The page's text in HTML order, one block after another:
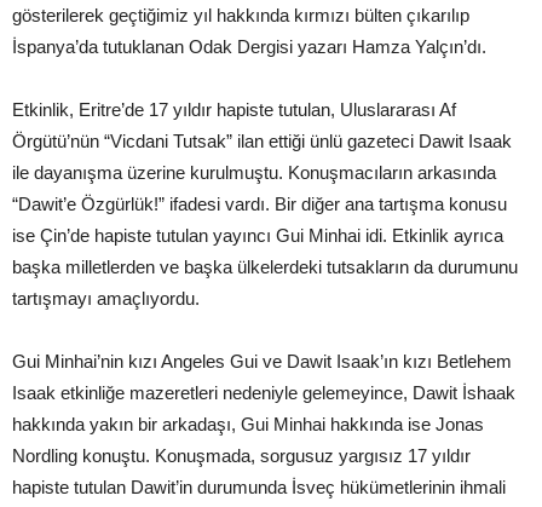
gösterilerek geçtiğimiz yıl hakkında kırmızı bülten çıkarılıp
İspanya’da tutuklanan Odak Dergisi yazarı Hamza Yalçın’dı.
Etkinlik, Eritre’de 17 yıldır hapiste tutulan, Uluslararası Af
Örgütü’nün “Vicdani Tutsak” ilan ettiği ünlü gazeteci Dawit Isaak
ile dayanışma üzerine kurulmuştu. Konuşmacıların arkasında
“Dawit’e Özgürlük!” ifadesi vardı. Bir diğer ana tartışma konusu
ise Çin’de hapiste tutulan yayıncı Gui Minhai idi. Etkinlik ayrıca
başka milletlerden ve başka ülkelerdeki tutsakların da durumunu
tartışmayı amaçlıyordu.
Gui Minhai’nin kızı Angeles Gui ve Dawit Isaak’ın kızı Betlehem
Isaak etkinliğe mazeretleri nedeniyle gelemeyince, Dawit İshaak
hakkında yakın bir arkadaşı, Gui Minhai hakkında ise Jonas
Nordling konuştu. Konuşmada, sorgusuz yargısız 17 yıldır
hapiste tutulan Dawit’in durumunda İsveç hükümetlerinin ihmali